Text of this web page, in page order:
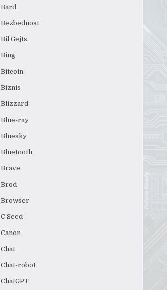
Bard
Bezbednost
Bil Gejts
Bing
Bitcoin
Biznis
Blizzard
Blue-ray
Bluesky
Bluetooth
Brave
Brod
Browser
C Seed
Canon
Chat
Chat-robot
ChatGPT